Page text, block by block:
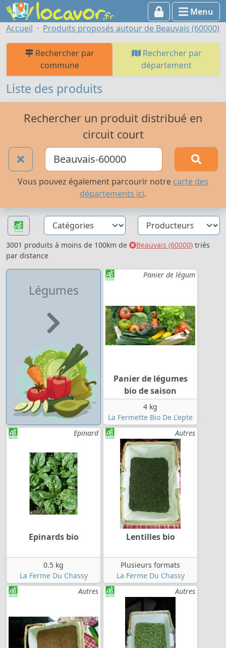
Menu
Accueil
Produits proposés autour de Beauvais (60000)
Rechercher par
commune
Rechercher par
département
Liste des produits
Rechercher un produit distribué en
circuit court
Vous pouvez également parcourir notre carte des
départements ici.
3001 produits à moins de 100km de Beauvais (60000) triés
par distance
Légumes
Panier de légum
Panier de légumes
bio de saison
4 kg
La Fermette Bio De L'epte
Epinard
Epinards bio
0.5 kg
La Ferme Du Chassy
Autres
Lentilles bio
Plusieurs formats
La Ferme Du Chassy
Autres
Autres